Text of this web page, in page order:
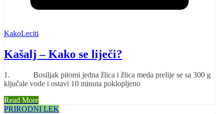
KakoLeciti
Kašalj – Kako se liječi?
1. Bosiljak pitomi jedna žlica i žlica meda prelije se sa 300 g
ključale vode i ostavi 10 minuta poklopljeno
Read More
PRIRODNI LEK